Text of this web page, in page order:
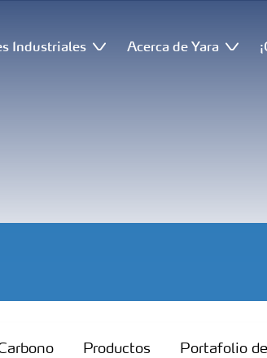
Industriales Acerca de Yara
Productos Portafolio